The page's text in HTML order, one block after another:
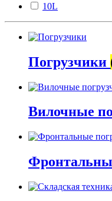
10L
Погрузчики
Вилочные